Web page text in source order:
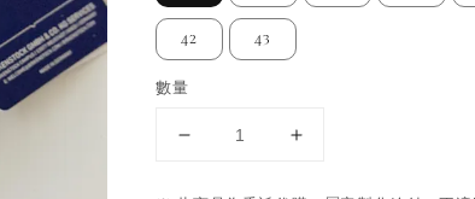
42 43
數量